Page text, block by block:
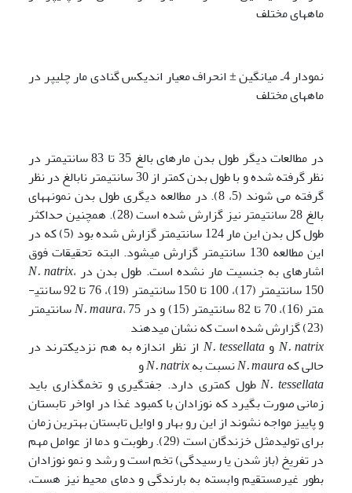
ماه­های مختلف
نمودار 4ـ میانگین ± انحراف معیار اندیکس گنادی مار چلیپر در
ماه­های مختلف
در مطالعات دیگر طول بدن مارهای بالغ 35 تا 83 سانتی­متر در
نظر گرفته شده و با طول بدن کمتر از 30 سانتی­متر نابالغ در نظر
گرفته می شوند (5، 8). در مطالعه دیگری طول بدن نمونه­های
بالغ­ 28 سانتی­متر نیز گزارش شده است (28). همچنین حداکثر
طول کل بدن این مار 124 سانتی­متر گزارش شده بود (5) که در
این مطالعه 130 سانتی­متر گزارش می­شود. البته تحقیقات فوق
اشاره­ای به جنسیت مار نشده است. طول بدن در N. natrix،
150 سانتی­متر (17)، 100 تا 150 سانتی­متر (19)، 76 تا 92 سانتی­
متر (16)، 70 تا 82 سانتی­متر (15) و در
N. maura، 75 سانتی­متر
(23) گزارش شده است که نشان می­دهند
N. natrix وN. tessellata از نظر اندازه به هم نزدیک­ترند در
حالی کهN. mauraنسبت بهN. natrixو
N. tessellataطول کمتری دارد. جفت­گیری و تخم­گذاری باید
زمانی صورت بگیرد که نوزادان با کمبود غذا در اواخر تابستان
و پاییز مواجه نشوند از این رو بهار و اوایل تابستان بهترین زمان
برای تولیدمثل خزندگان است (29). رطوبت و دما از عوامل مهم
در تفریخ (باز شدن یا رسیدگی) تخم است و رشد و نمو نوزادان
بطور غیرمستقیم وابسته به بارندگی و دمای محیط نیز هست،